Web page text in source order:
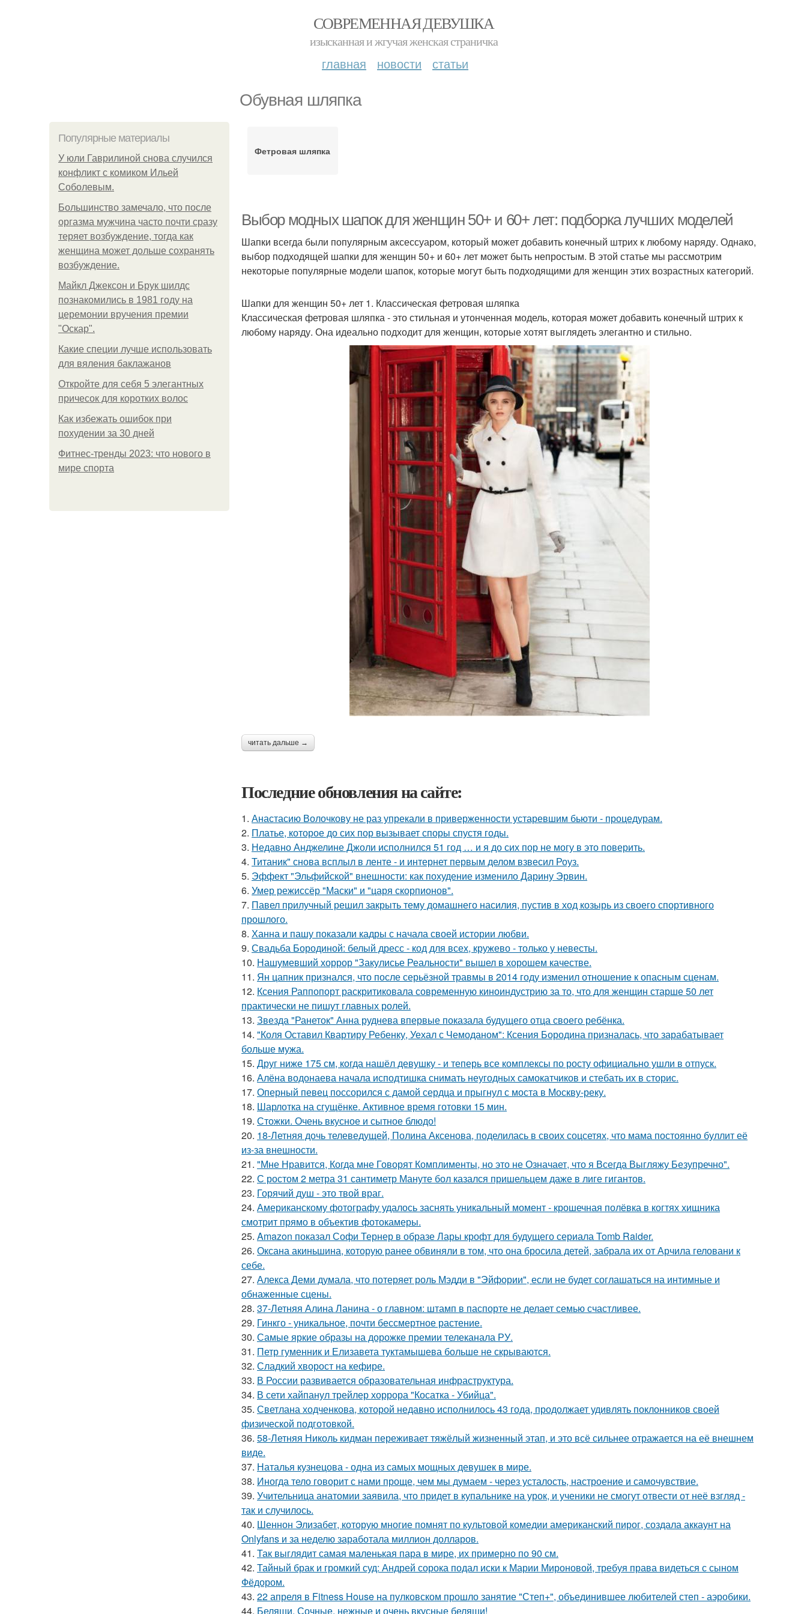
СОВРЕМЕННАЯ ДЕВУШКА
изысканная и жгучая женская страничка
главная новости статьи
Обувная шляпка
Популярные материалы
У юли Гаврилиной снова случился
конфликт с комиком Ильей
Соболевым.
Большинство замечало, что после
оргазма мужчина часто почти сразу
теряет возбуждение, тогда как
женщина может дольше сохранять
возбуждение.
Майкл Джексон и Брук шилдс
познакомились в 1981 году на
церемонии вручения премии
"Оскар".
Какие специи лучше использовать
для вяления баклажанов
Откройте для себя 5 элегантных
причесок для коротких волос
Как избежать ошибок при
похудении за 30 дней
Фитнес-тренды 2023: что нового в
мире спорта
Фетровая шляпка
Выбор модных шапок для женщин 50+ и 60+ лет: подборка лучших моделей
Шапки всегда были популярным аксессуаром, который может добавить конечный штрих к любому наряду. Однако,
выбор подходящей шапки для женщин 50+ и 60+ лет может быть непростым. В этой статье мы рассмотрим
некоторые популярные модели шапок, которые могут быть подходящими для женщин этих возрастных категорий.
Шапки для женщин 50+ лет 1. Классическая фетровая шляпка
Классическая фетровая шляпка - это стильная и утонченная модель, которая может добавить конечный штрих к
любому наряду. Она идеально подходит для женщин, которые хотят выглядеть элегантно и стильно.
читать дальше →
Последние обновления на сайте:
1. Анастасию Волочкову не раз упрекали в приверженности устаревшим бьюти - процедурам.
2. Платье, которое до сих пор вызывает споры спустя годы.
3. Недавно Анджелине Джоли исполнился 51 год … и я до сих пор не могу в это поверить.
4. Титаник" снова всплыл в ленте - и интернет первым делом взвесил Роуз.
5. Эффект "Эльфийской" внешности: как похудение изменило Дарину Эрвин.
6. Умер режиссёр "Маски" и "царя скорпионов".
7. Павел прилучный решил закрыть тему домашнего насилия, пустив в ход козырь из своего спортивного
прошлого.
8. Ханна и пашу показали кадры с начала своей истории любви.
9. Свадьба Бородиной: белый дресс - код для всех, кружево - только у невесты.
10. Нашумевший хоррор "Закулисье Реальности" вышел в хорошем качестве.
11. Ян цапник признался, что после серьёзной травмы в 2014 году изменил отношение к опасным сценам.
12. Ксения Раппопорт раскритиковала современную киноиндустрию за то, что для женщин старше 50 лет
практически не пишут главных ролей.
13. Звезда "Ранеток" Анна руднева впервые показала будущего отца своего ребёнка.
14. "Коля Оставил Квартиру Ребенку, Уехал с Чемоданом": Ксения Бородина призналась, что зарабатывает
больше мужа.
15. Друг ниже 175 см, когда нашёл девушку - и теперь все комплексы по росту официально ушли в отпуск.
16. Алёна водонаева начала исподтишка снимать неугодных самокатчиков и стебать их в сторис.
17. Оперный певец поссорился с дамой сердца и прыгнул с моста в Москву-реку.
18. Шарлотка на сгущёнке. Активное время готовки 15 мин.
19. Стожки. Очень вкусное и сытное блюдо!
20. 18-Летняя дочь телеведущей, Полина Аксенова, поделилась в своих соцсетях, что мама постоянно буллит её
из-за внешности.
21. "Мне Нравится, Когда мне Говорят Комплименты, но это не Означает, что я Всегда Выгляжу Безупречно".
22. С ростом 2 метра 31 сантиметр Мануте бол казался пришельцем даже в лиге гигантов.
23. Горячий душ - это твой враг.
24. Американскому фотографу удалось заснять уникальный момент - крошечная полёвка в когтях хищника
смотрит прямо в объектив фотокамеры.
25. Amazon показал Софи Тернер в образе Лары крофт для будущего сериала Tomb Raider.
26. Оксана акиньшина, которую ранее обвиняли в том, что она бросила детей, забрала их от Арчила геловани к
себе.
27. Алекса Деми думала, что потеряет роль Мэдди в "Эйфории", если не будет соглашаться на интимные и
обнаженные сцены.
28. 37-Летняя Алина Ланина - о главном: штамп в паспорте не делает семью счастливее.
29. Гинкго - уникальное, почти бессмертное растение.
30. Самые яркие образы на дорожке премии телеканала РУ.
31. Петр гуменник и Елизавета туктамышева больше не скрываются.
32. Сладкий хворост на кефире.
33. В России развивается образовательная инфраструктура.
34. В сети хайпанул трейлер хоррора "Косатка - Убийца".
35. Светлана ходченкова, которой недавно исполнилось 43 года, продолжает удивлять поклонников своей
физической подготовкой.
36. 58-Летняя Николь кидман переживает тяжёлый жизненный этап, и это всё сильнее отражается на её внешнем
виде.
37. Наталья кузнецова - одна из самых мощных девушек в мире.
38. Иногда тело говорит с нами проще, чем мы думаем - через усталость, настроение и самочувствие.
39. Учительница анатомии заявила, что придет в купальнике на урок, и ученики не смогут отвести от неё взгляд -
так и случилось.
40. Шеннон Элизабет, которую многие помнят по культовой комедии американский пирог, создала аккаунт на
Onlyfans и за неделю заработала миллион долларов.
41. Так выглядит самая маленькая пара в мире, их примерно по 90 см.
42. Тайный брак и громкий суд: Андрей сорока подал иски к Марии Мироновой, требуя права видеться с сыном
Фёдором.
43. 22 апреля в Fitness House на пулковском прошло занятие "Степ+", объединившее любителей степ - аэробики.
44. Беляши. Сочные, нежные и очень вкусные беляши!